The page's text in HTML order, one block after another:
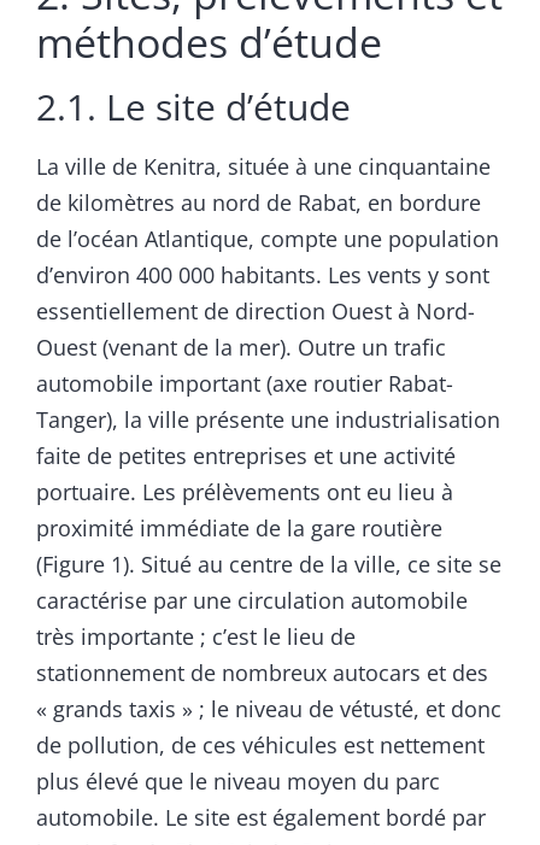
méthodes dʼétude
2.1. Le site dʼétude
La ville de Kenitra, située à une cinquantaine
de kilomètres au nord de Rabat, en bordure
de l’océan Atlantique, compte une population
d’environ 400 000 habitants. Les vents y sont
essentiellement de direction Ouest à Nord-
Ouest (venant de la mer). Outre un trafic
automobile important (axe routier Rabat-
Tanger), la ville présente une industrialisation
faite de petites entreprises et une activité
portuaire. Les prélèvements ont eu lieu à
proximité immédiate de la gare routière
(Figure 1). Situé au centre de la ville, ce site se
caractérise par une circulation automobile
très importante ; c’est le lieu de
stationnement de nombreux autocars et des
« grands taxis » ; le niveau de vétusté, et donc
de pollution, de ces véhicules est nettement
plus élevé que le niveau moyen du parc
automobile. Le site est également bordé par